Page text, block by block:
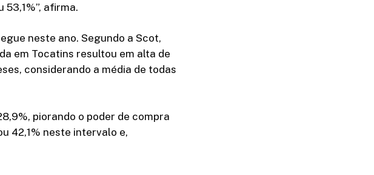
afirma.
neste ano. Segundo a Scot,
em Tocatins resultou em alta de
considerando a média de todas
piorando o poder de compra
42,1% neste intervalo e,